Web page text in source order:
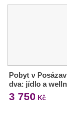
Pobyt v
dva: jídlo a
3 750 Kč